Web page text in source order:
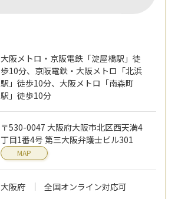
大阪メトロ・京阪電鉄「淀屋橋駅」徒
歩10分、京阪電鉄・大阪メトロ「北浜
駅」徒歩10分、大阪メトロ「南森町
駅」徒歩10分
〒530-0047 大阪府大阪市北区西天満4
丁目1番4号 第三大阪弁護士ビル301
MAP
大阪府 全国オンライン対応可